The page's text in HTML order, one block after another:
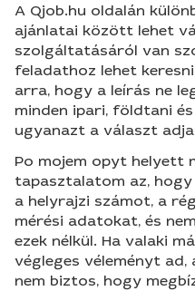
A Qjob.hu oldalán
ajánlatai között lehet
szolgáltatásáról van
feladathoz lehet
arra, hogy a leírás ne
minden ipari, földtani
ugyanazt a választ
Po mojem opyt helyett
tapasztalatom az,
a helyrajzi számot, a
mérési adatokat, és
ezek nélkül. Ha valaki
végleges véleményt ad,
nem biztos, hogy